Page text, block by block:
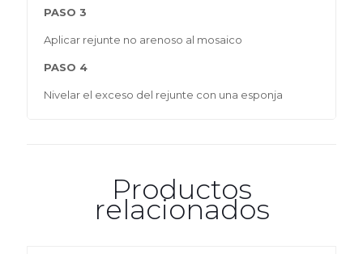
PASO 3
Aplicar rejunte no arenoso al mosaico
PASO 4
Nivelar el exceso del rejunte con una esponja
Productos
relacionados